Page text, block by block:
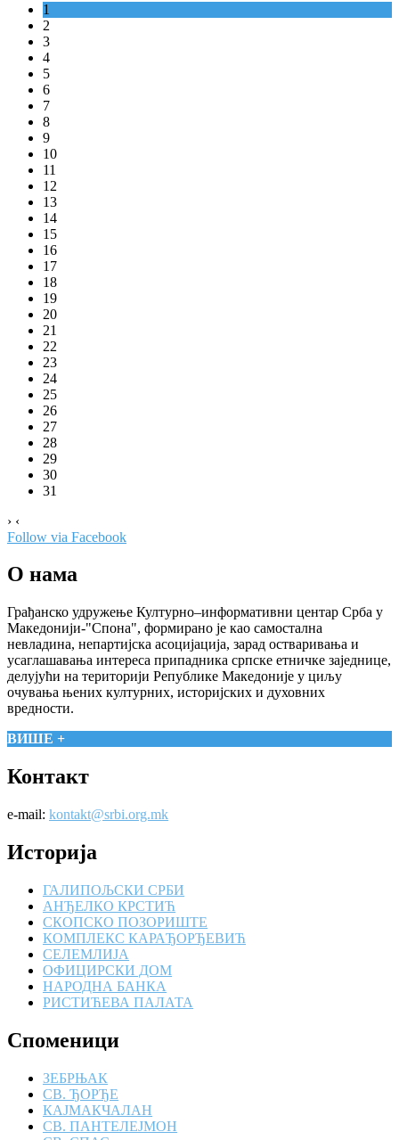
1
2
3
4
5
6
7
8
9
10
11
12
13
14
15
16
17
18
19
20
21
22
23
24
25
26
27
28
29
30
31
› ‹
Follow via Facebook
О нама
Грађанско удружење Културно–информативни центар Срба у
Македонији-"Спона", формирано је као самостална
невладина, непартијска асоцијација, зарад остваривања и
усаглашавања интереса припадника српске етничке заједнице,
делујући на територији Републике Македоније у циљу
очувања њених културних, историјских и духовних
вредности.
ВИШЕ +
Контакт
e-mail: kontakt@srbi.org.mk
Историја
ГАЛИПОЉСКИ СРБИ
АНЂЕЛКО КРСТИЋ
СКОПСКО ПОЗОРИШТЕ
КОМПЛЕКС КАРАЂОРЂЕВИЋ
СЕЛЕМЛИЈА
ОФИЦИРСКИ ДОМ
НАРОДНА БАНКА
РИСТИЋЕВА ПАЛАТА
Споменици
ЗЕБРЊАК
СВ. ЂОРЂЕ
КАЈМАКЧАЛАН
СВ. ПАНТЕЛЕЈМОН